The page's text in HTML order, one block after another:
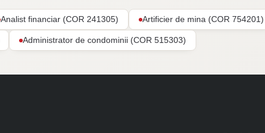
Analist financiar (COR 241305) Artificier de mina (COR 754201)
Administrator de condominii (COR 515303)